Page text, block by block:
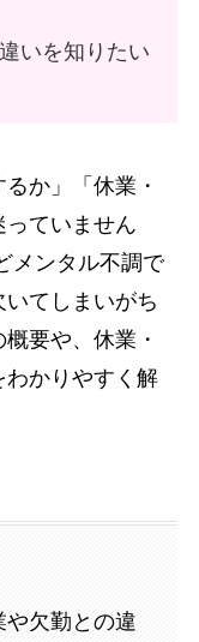
いを知りたい
か」「休業・
ていません
メンタル不調で
てしまいがち
要や、休業・
わかりやすく解
欠勤との違